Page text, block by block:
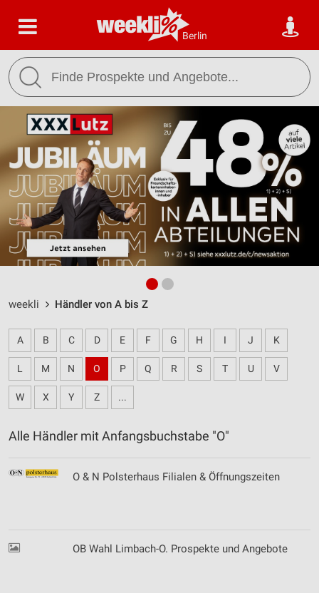
Berlin
weekli Händler von A bis Z
A B C D E F G H I J K
L M N O P Q R S T U V
W X Y Z ...
Alle Händler mit Anfangsbuchstabe "O"
O & N Polsterhaus Filialen & Öffnungszeiten
OB Wahl Limbach-O. Prospekte und Angebote